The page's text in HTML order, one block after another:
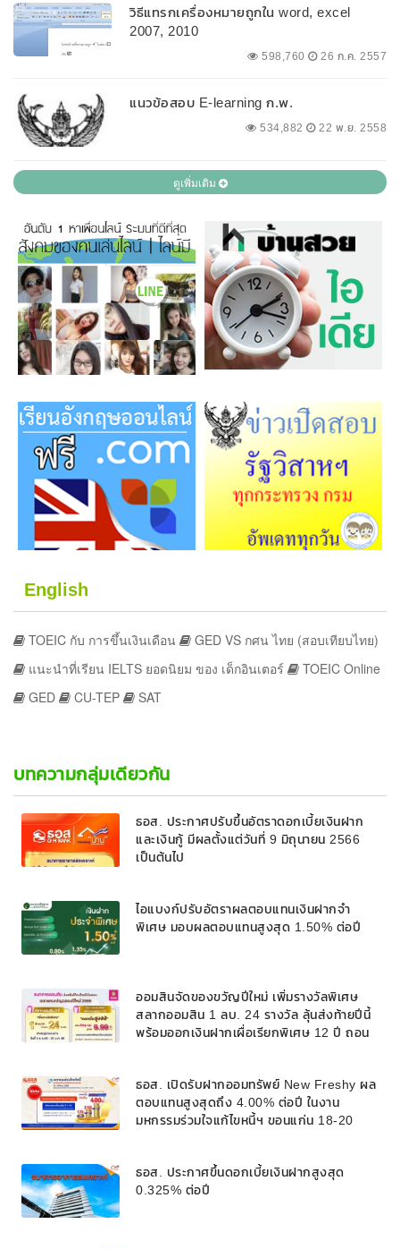
วิธีแทรกเครื่องหมายถูกใน word, excel
2007, 2010
598,760 26 ก.ค. 2557
แนวข้อสอบ E-learning ก.พ.
534,882 22 พ.ย. 2558
ดูเพิ่มเติม
English
TOEIC กับ การขึ้นเงินเดือน
GED VS กศน ไทย (สอบเทียบไทย)
แนะนำที่เรียน IELTS ยอดนิยม ของ เด็กอินเตอร์
TOEIC Online
GED
CU-TEP SAT
บทความกลุ่มเดียวกัน
ธอส. ประกาศปรับขึ้นอัตราดอกเบี้ยเงินฝาก
และเงินกู้ มีผลตั้งแต่วันที่ 9 มิถุนายน 2566
เป็นต้นไป
ไอแบงก์ปรับอัตราผลตอบแทนเงินฝากจำ
พิเศษ มอบผลตอบแทนสูงสุด 1.50% ต่อปี
ออมสินจัดของขวัญปีใหม่ เพิ่มรางวัลพิเศษ
สลากออมสิน 1 ลบ. 24 รางวัล ลุ้นส่งท้ายปีนี้
พร้อมออกเงินฝากเผื่อเรียกพิเศษ 12 ปี ถอน
ธอส. เปิดรับฝากออมทรัพย์ New Freshy ผล
ตอบแทนสูงสุดถึง 4.00% ต่อปี ในงาน
มหกรรมร่วมใจแก้ไขหนี้ฯ ขอนแก่น 18-20
ธอส. ประกาศขึ้นดอกเบี้ยเงินฝากสูงสุด
0.325% ต่อปี